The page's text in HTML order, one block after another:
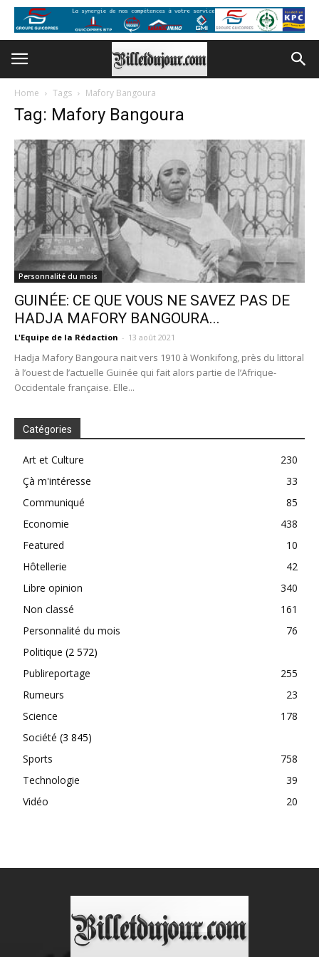
Home Tags Mafory Bangoura
Tag: Mafory Bangoura
Personnalité du mois
GUINÉE: CE QUE VOUS NE SAVEZ PAS DE
HADJA MAFORY BANGOURA...
L'Equipe de la Rédaction - 13 août 2021
Hadja Mafory Bangoura nait vers 1910 à Wonkifong, près du littoral
à l’ouest de l’actuelle Guinée qui fait alors partie de l’Afrique-
Occidentale française. Elle...
Catégories
Art et Culture
230
Çà m'intéresse
33
Communiqué
85
Economie
438
Featured
10
Hôtellerie
42
Libre opinion
340
Non classé
161
Personnalité du mois
76
Politique (2 572)
Publireportage
255
Rumeurs
23
Science
178
Société (3 845)
Sports
758
Technologie
39
Vidéo
20